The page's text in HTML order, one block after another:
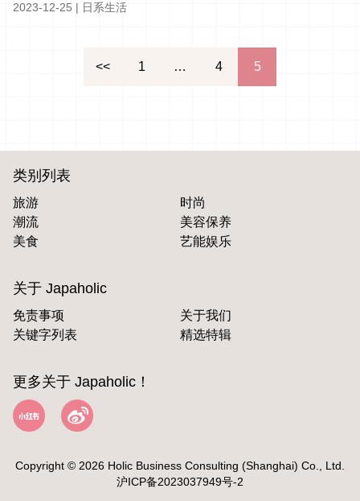
2023-12-25 | 日系生活
<< 1 … 4 5
类别列表
旅游
时尚
潮流
美容保养
美食
艺能娱乐
关于 Japaholic
免责事项
关于我们
关键字列表
精选特辑
更多关于 Japaholic！
Copyright © 2026 Holic Business Consulting (Shanghai) Co., Ltd.
沪ICP备2023037949号-2